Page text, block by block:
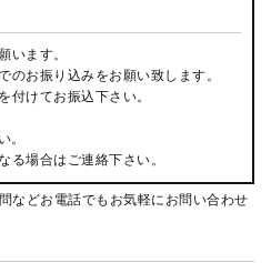
います。
のお振り込みをお願い致します。
付けてお振込下さい。
。
る場合はご連絡下さい。
などお電話でもお気軽にお問い合わせ